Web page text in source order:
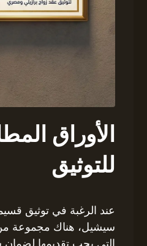
الأوراق
للتوثيق
عند الرغبة في توثيق
سيشيل، هناك مجموعة من